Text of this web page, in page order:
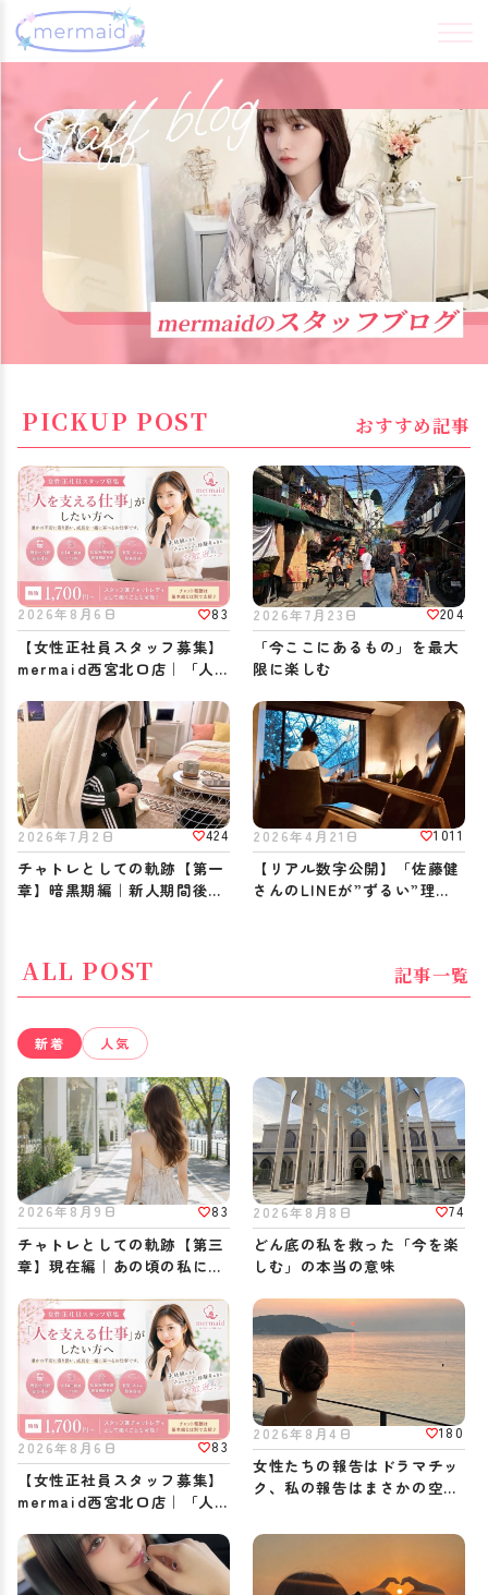
PICKUP POST おすすめ記事
2026年8月6日 83
【女性正社員スタッフ募集】
mermaid西宮北口店｜「人
2026年7月23日 204
「今ここにあるもの」を最大
限に楽しむ
2026年7月2日 424
チャトレとしての軌跡【第一
章】暗黒期編｜新人期間後に
2026年4月21日 1011
【リアル数字公開】「佐藤健
さんのLINEが”ずるい”理由
ALL POST 記事一覧
新着 人気
2026年8月9日 83
チャトレとしての軌跡【第三
章】現在編｜あの頃の私に伝
2026年8月8日 74
どん底の私を救った「今を楽
しむ」の本当の意味
2026年8月6日 83
【女性正社員スタッフ募集】
mermaid西宮北口店｜「人
2026年8月4日 180
女性たちの報告はドラマチッ
ク、私の報告はまさかの空振